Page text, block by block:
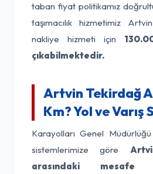
taban fiyat politikamız
taşımacılık hizmetimiz
nakliye hizmeti için
çıkabilmektedir.
Artvin Tekirdağ
Km? Yol ve Varış
Karayolları Genel
sistemlerimize göre
arasındaki mesafe